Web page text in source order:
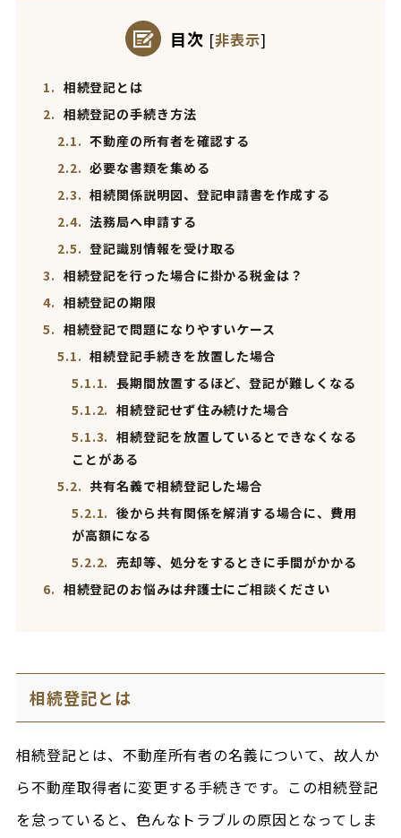
目次 [非表示]
1. 相続登記とは
2. 相続登記の手続き方法
2.1. 不動産の所有者を確認する
2.2. 必要な書類を集める
2.3. 相続関係説明図、登記申請書を作成する
2.4. 法務局へ申請する
2.5. 登記識別情報を受け取る
3. 相続登記を行った場合に掛かる税金は？
4. 相続登記の期限
5. 相続登記で問題になりやすいケース
5.1. 相続登記手続きを放置した場合
5.1.1. 長期間放置するほど、登記が難しくなる
5.1.2. 相続登記せず住み続けた場合
5.1.3. 相続登記を放置しているとできなくなる
ことがある
5.2. 共有名義で相続登記した場合
5.2.1. 後から共有関係を解消する場合に、費用
が高額になる
5.2.2. 売却等、処分をするときに手間がかかる
6. 相続登記のお悩みは弁護士にご相談ください
相続登記とは
相続登記とは、不動産所有者の名義について、故人か
ら不動産取得者に変更する手続きです。この相続登記
を怠っていると、色んなトラブルの原因となってしま